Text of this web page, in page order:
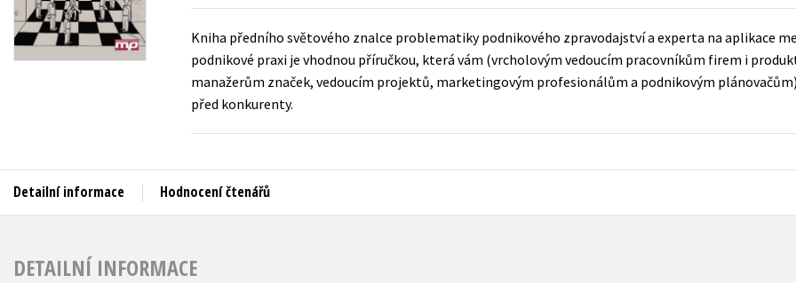
Auto - moto
Beletrie pro děti
Jazyky
Kalendáře
Kariéra a osobní rozvoj
Komiks
Populárně - naučná pro dospělé
Populárně - naučné pro děti
Předškoláci
Young adult (SK)
Zahraniční literatura
Kniha předního světového znalce problematiky podnikového zpravodajství a experta na aplikace
podnikové praxi je vhodnou příručkou, která vám (vrcholovým vedoucím pracovníkům firem i
manažerům značek, vedoucím projektů, marketingovým profesionálům a podnikovým
před konkurenty.
Detailní informace Hodnocení čtenářů
DETAILNÍ INFORMACE